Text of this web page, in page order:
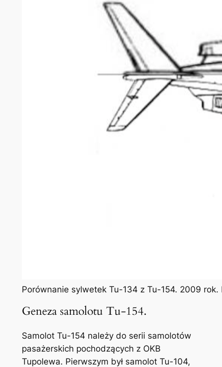
Porównanie sylwetek Tu-134 z Tu-154. 2009 rok.
Geneza samolotu Tu-154.
Samolot Tu-154 należy do serii samolotów
pasażerskich pochodzących z OKB
Tupolewa. Pierwszym był samolot Tu-104,